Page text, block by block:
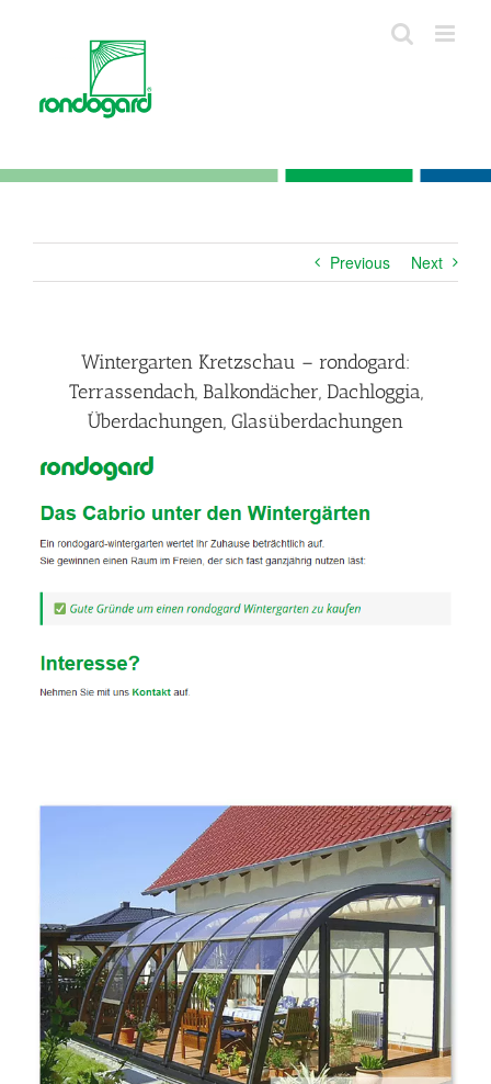
Previous Next
Wintergarten Kretzschau – rondogard:
Terrassendach, Balkondächer, Dachloggia,
Überdachungen, Glasüberdachungen